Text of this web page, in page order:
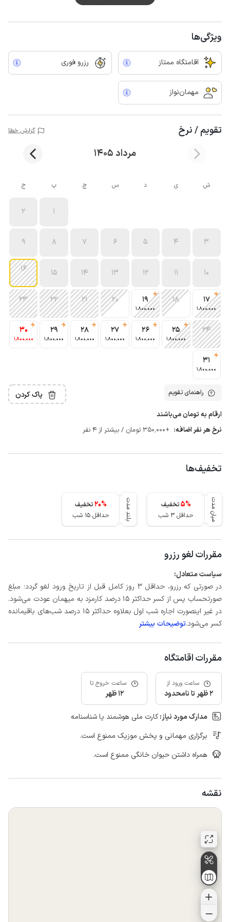
ویژگی‌ها
اقامتگاه ممتاز رزرو فوری
مهمان‌نواز
تقویم / نرخ گزارش خطا
مرداد 1405
ش ی د س چ پ ج
1
2
3
4
5
6
7
8
9
10
11
12
13
14
15
16
17
1٬800٬000
18
19
1٬800٬000
20
21
22
23
24
25
1٬800٬000
26
1٬800٬000
27
1٬800٬000
28
1٬800٬000
29
1٬800٬000
30
1٬800٬000
31
1٬800٬000
راهنمای تقویم پاک کردن
ارقام به تومان می‌باشند
نرخ هر نفر اضافه: +350٬000 تومان / بیشتر از 4 نفر
تخفیف‌ها
میان مدت 5%
تخفیف
حداقل 3 شب
بلند مدت 20%
تخفیف
حداقل 15 شب
مقررات لغو رزرو
سیاست متعادل:
در صورتی که رزرو، حداقل 3 روز کامل قبل از تاریخ ورود لغو گردد؛ مبلغ
صورتحساب پس از کسر حداکثر 15 درصد کارمزد به میهمان عودت می‌شود.
در غیر اینصورت اجاره شب اول بعلاوه حداکثر 15 درصد شب‌های باقیمانده
کسر می‌شود.توضیحات بیشتر
مقررات اقامتگاه
ساعت ورود از
2 ظهر تا نامحدود
ساعت خروج تا
12 ظهر
مدارک مورد نیاز:کارت ملی هوشمند یا شناسنامه
برگزاری مهمانی و پخش موزیک ممنوع است.
همراه داشتن حیوان خانگی ممنوع است.
نقشه